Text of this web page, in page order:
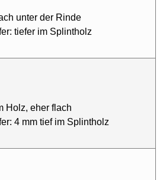
unter der Rinde
tiefer im Splintholz
Holz, eher flach
4 mm tief im Splintholz